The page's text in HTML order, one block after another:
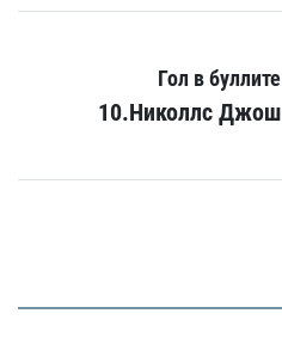
Гол в буллите
10.Николлс Джош